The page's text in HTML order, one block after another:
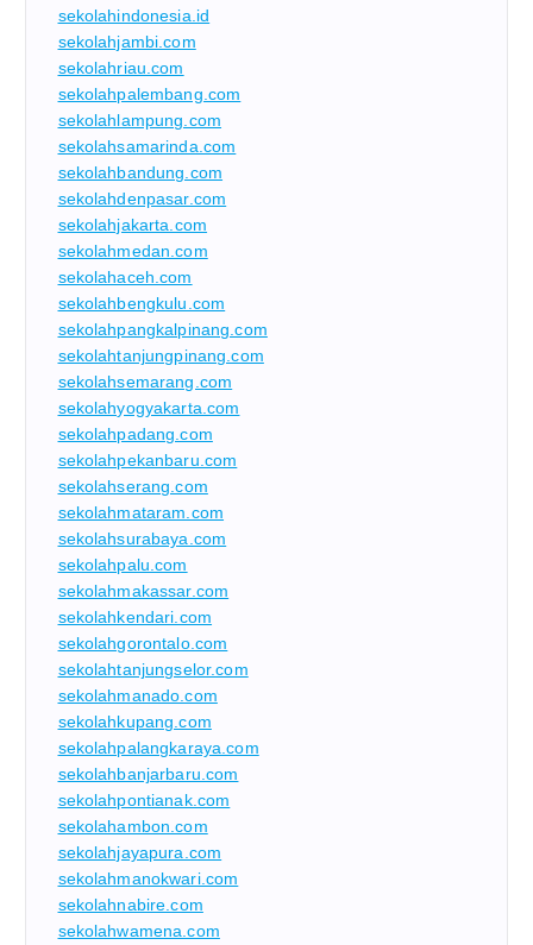
sekolahindonesia.id
sekolahjambi.com
sekolahriau.com
sekolahpalembang.com
sekolahlampung.com
sekolahsamarinda.com
sekolahbandung.com
sekolahdenpasar.com
sekolahjakarta.com
sekolahmedan.com
sekolahaceh.com
sekolahbengkulu.com
sekolahpangkalpinang.com
sekolahtanjungpinang.com
sekolahsemarang.com
sekolahyogyakarta.com
sekolahpadang.com
sekolahpekanbaru.com
sekolahserang.com
sekolahmataram.com
sekolahsurabaya.com
sekolahpalu.com
sekolahmakassar.com
sekolahkendari.com
sekolahgorontalo.com
sekolahtanjungselor.com
sekolahmanado.com
sekolahkupang.com
sekolahpalangkaraya.com
sekolahbanjarbaru.com
sekolahpontianak.com
sekolahambon.com
sekolahjayapura.com
sekolahmanokwari.com
sekolahnabire.com
sekolahwamena.com